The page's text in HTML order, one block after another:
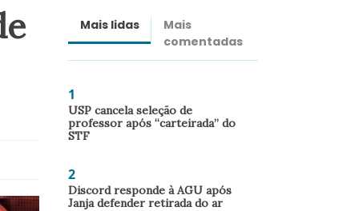
Mais lidas
Mais
comentadas
1
USP cancela seleção de
professor após “carteirada” do
STF
2
Discord responde à AGU após
Janja defender retirada do ar